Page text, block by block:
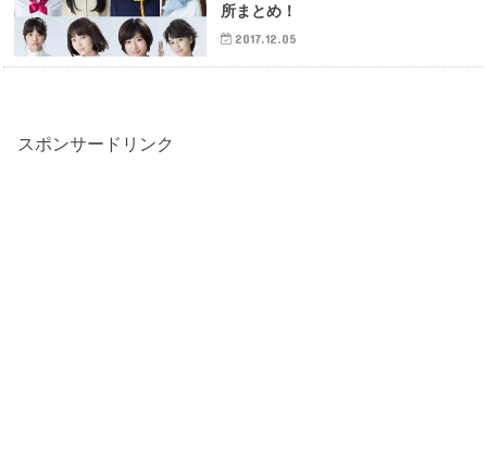
所まとめ！
2017.12.05
スポンサードリンク